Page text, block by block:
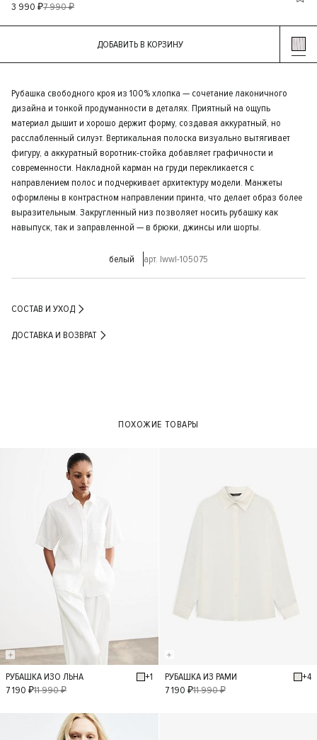
3 990 ₽7 990 ₽
ДОБАВИТЬ В КОРЗИНУ
Рубашка свободного кроя из 100% хлопка — сочетание лаконичного
дизайна и тонкой продуманности в деталях. Приятный на ощупь
материал дышит и хорошо держит форму, создавая аккуратный, но
расслабленный силуэт. Вертикальная полоска визуально вытягивает
фигуру, а аккуратный воротник-стойка добавляет графичности и
современности. Накладной карман на груди перекликается с
направлением полос и подчеркивает архитектуру модели. Манжеты
оформлены в контрастном направлении принта, что делает образ более
выразительным. Закругленный низ позволяет носить рубашку как
навыпуск, так и заправленной — в брюки, джинсы или шорты.
белый арт. lwwl-105075
СОСТАВ И УХОД
ДОСТАВКА И ВОЗВРАТ
ПОХОЖИЕ ТОВАРЫ
XS S
РУБАШКА ИЗО ЛЬНА
+1
7 190 ₽11 990 ₽ XS S
РУБАШКА ИЗ РАМИ
+4
7 190 ₽11 990 ₽